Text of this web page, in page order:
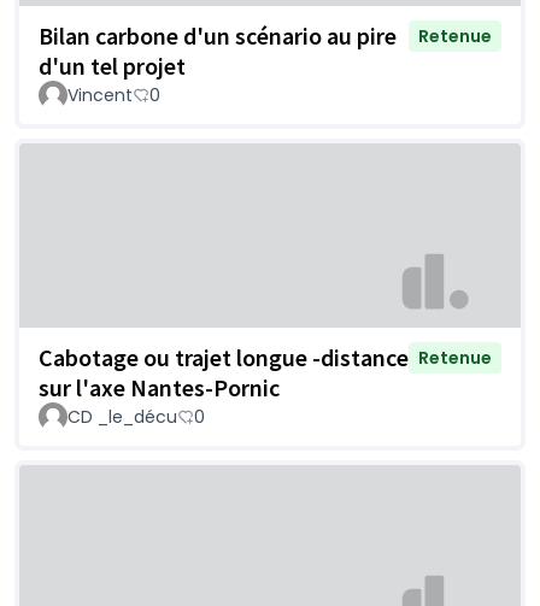
Bilan carbone d'un scénario au pire
d'un tel projet
Retenue
Vincent 0
Cabotage ou trajet longue -distance
sur l'axe Nantes-Pornic
Retenue
CD _le_décu 0